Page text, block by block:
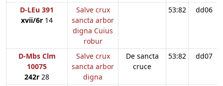
D-LEu 391
xvii/6r 14
Salve crux
sancta arbor
digna Cuius
robur
53:82 dd06
D-Mbs Clm
10075
242r 28
Salve crux
sancta arbor
digna
De sancta
cruce
53:82 dd07